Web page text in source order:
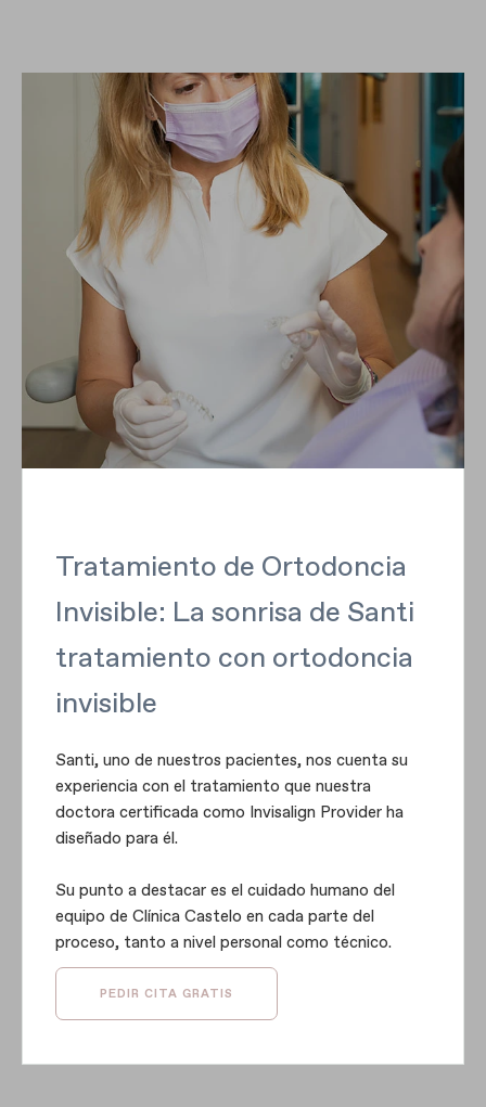
Tratamiento de Ortodoncia
Invisible: La sonrisa de Santi
tratamiento con ortodoncia
invisible
Santi, uno de nuestros pacientes, nos cuenta su
experiencia con el tratamiento que nuestra
doctora certificada como Invisalign Provider ha
diseñado para él.
Su punto a destacar es el cuidado humano del
equipo de Clínica Castelo en cada parte del
proceso, tanto a nivel personal como técnico.
PEDIR CITA GRATIS